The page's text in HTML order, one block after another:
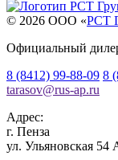
© 2026 OOO «РСТ
Официальный
8 (8412) 99-88-09 8
tarasov@rus-ap.ru
Адрес:
г. Пенза
ул. Ульяновская 54